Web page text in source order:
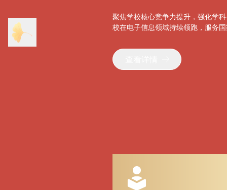
聚焦学校核心竞争力提升，强化学
校在电子信息领域持续领跑，服务